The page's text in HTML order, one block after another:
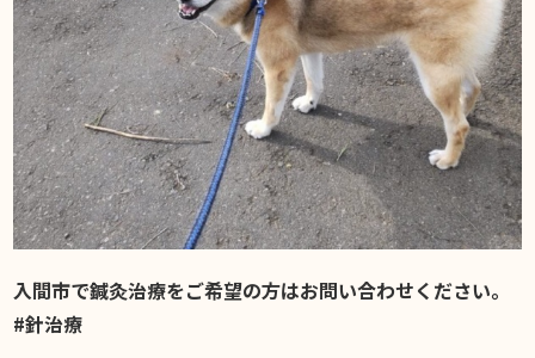
入間市で鍼灸治療をご希望の方はお問い合わせください。
#針治療